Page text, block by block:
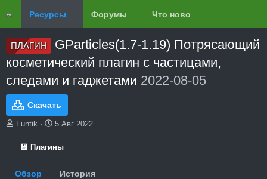
Ресурсы Форумы Что нового?
ПЛАГИН
GParticles(1.7-1.19) Потрясающий
косметический плагин с частицами,
следами и гаджетами 2022-08-05
Скачать
А
Funtik
Д
т
5 Авг 2022
💾 Плагины
Обзор История